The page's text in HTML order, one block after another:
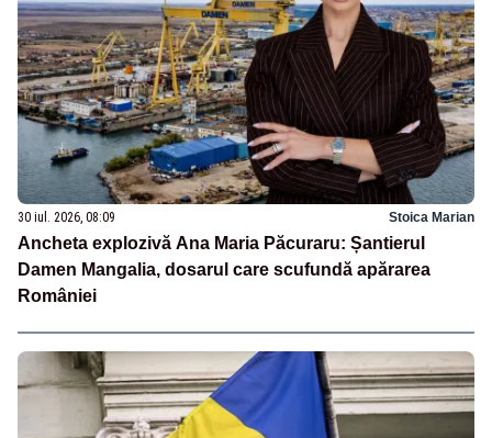
30 iul. 2026, 08:09 Stoica Marian
Ancheta explozivă Ana Maria Păcuraru: Șantierul
Damen Mangalia, dosarul care scufundă apărarea
României